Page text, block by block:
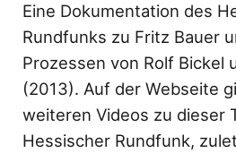
Eine Dokumentation des
Rundfunks zu Fritz Bauer
Prozessen von Rolf Bickel
(2013). Auf der Webseite
weiteren Videos zu dieser
Hessischer Rundfunk,